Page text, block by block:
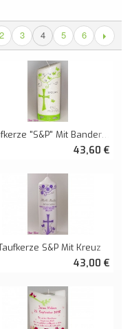
2 3 4 5 6
"S&P" Mit Banderole Und Zeichen Oval Abg. Perlmutt
43,60 €
S&P Mit Kreuz
43,00 €